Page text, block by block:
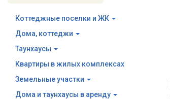
Коттеджные поселки и ЖК
Дома, коттеджи
Таунхаусы
Квартиры в жилых комплексах
Земельные участки
Дома и таунхаусы в аренду